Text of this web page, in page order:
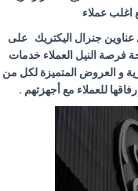
عملاء
جنرال اليكتريك على
فرصة النيل العملاء خدمات
و العروض المتميزة لكل من
للعملاء مع أجهزتهم .